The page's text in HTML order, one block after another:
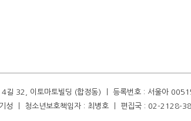
4길 32, 이토마토빌딩 (합정동) ㅣ 등록번호 : 서울아
성 ㅣ 청소년보호책임자 : 최병호 ㅣ 편집국 : 02-